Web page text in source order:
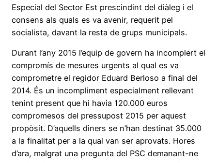
Especial del Sector Est prescindint del diàleg i el
consens als quals es va avenir, requerit pel
socialista, davant la resta de grups municipals.
Durant l’any 2015 l’equip de govern ha incomplert el
compromís de mesures urgents al qual es va
comprometre el regidor Eduard Berloso a final del
2014. És un incompliment especialment rellevant
tenint present que hi havia 120.000 euros
compromesos del pressupost 2015 per aquest
propòsit. D’aquells diners se n’han destinat 35.000
a la finalitat per a la qual van ser aprovats. Hores
d’ara, malgrat una pregunta del PSC demanant-ne